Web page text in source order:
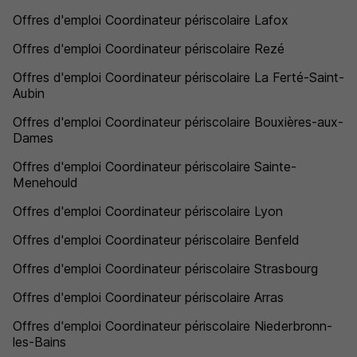
Offres d'emploi Coordinateur périscolaire Lafox
Offres d'emploi Coordinateur périscolaire Rezé
Offres d'emploi Coordinateur périscolaire La Ferté-Saint-
Aubin
Offres d'emploi Coordinateur périscolaire Bouxières-aux-
Dames
Offres d'emploi Coordinateur périscolaire Sainte-
Menehould
Offres d'emploi Coordinateur périscolaire Lyon
Offres d'emploi Coordinateur périscolaire Benfeld
Offres d'emploi Coordinateur périscolaire Strasbourg
Offres d'emploi Coordinateur périscolaire Arras
Offres d'emploi Coordinateur périscolaire Niederbronn-
les-Bains